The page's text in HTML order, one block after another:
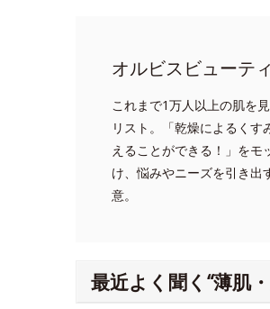
オルビスビューテ
これまで1万人以上の肌を
リスト。「乾燥によるく
えることができる！」を
け、悩みやニーズを引き出
意。
最近よく聞く“薄肌